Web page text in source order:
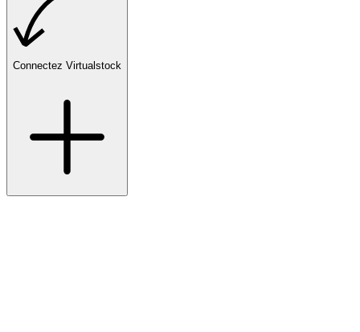
Connectez Virtualstock